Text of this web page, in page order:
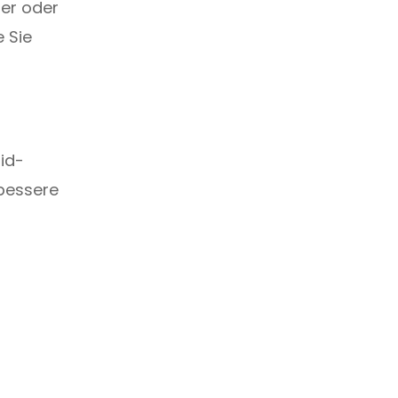
oder
Sie